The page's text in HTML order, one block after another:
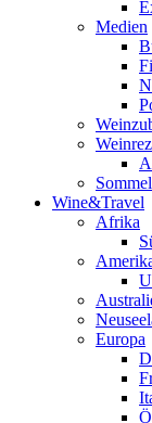
Medien
Wine&Travel
Afrika
Europa